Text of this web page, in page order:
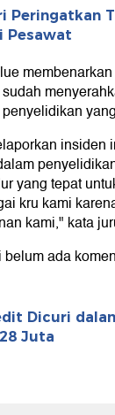
Peringatkan
Pesawat
insiden
yang tepat
kru kami
kami," kata
ada
Dicuri
Juta